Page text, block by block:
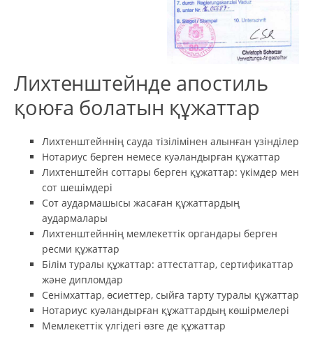
Лихтенштейнде апостиль
қоюға болатын құжаттар
Лихтенштейннің сауда тізілімінен алынған үзінділер
Нотариус берген немесе куәландырған құжаттар
Лихтенштейн соттары берген құжаттар: үкімдер мен
сот шешімдері
Сот аудармашысы жасаған құжаттардың
аудармалары
Лихтенштейннің мемлекеттік органдары берген
ресми құжаттар
Білім туралы құжаттар: аттестаттар, сертификаттар
және дипломдар
Сенімхаттар, өсиеттер, сыйға тарту туралы құжаттар
Нотариус куәландырған құжаттардың көшірмелері
Мемлекеттік үлгідегі өзге де құжаттар